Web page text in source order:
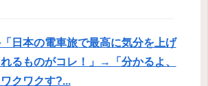
日本の電車旅で最高に気分を上げ
るものがコレ！」→「分かるよ、
クワクす?...